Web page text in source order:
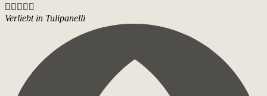
    
Verliebt in Tulipanelli